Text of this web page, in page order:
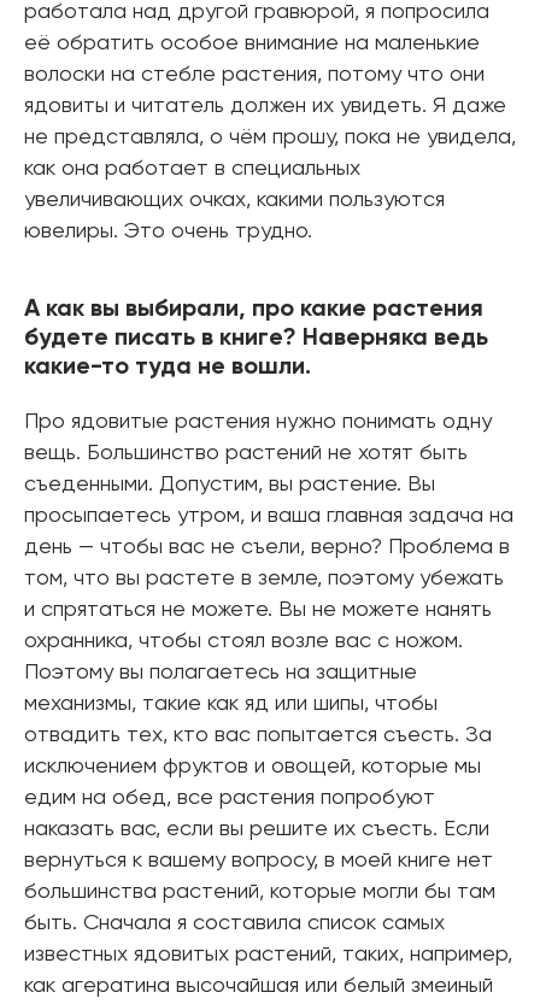
работала над другой гравюрой, я попросила
её обратить особое внимание на маленькие
волоски на стебле растения, потому что они
ядовиты и читатель должен их увидеть. Я даже
не представляла, о чём прошу, пока не увидела,
как она работает в специальных
увеличивающих очках, какими пользуются
ювелиры. Это очень трудно.
А как вы выбирали, про какие растения
будете писать в книге? Наверняка ведь
какие-то туда не вошли.
Про ядовитые растения нужно понимать одну
вещь. Большинство растений не хотят быть
съеденными. Допустим, вы растение. Вы
просыпаетесь утром, и ваша главная задача на
день — чтобы вас не съели, верно? Проблема в
том, что вы растете в земле, поэтому убежать
и спрятаться не можете. Вы не можете нанять
охранника, чтобы стоял возле вас с ножом.
Поэтому вы полагаетесь на защитные
механизмы, такие как яд или шипы, чтобы
отвадить тех, кто вас попытается съесть. За
исключением фруктов и овощей, которые мы
едим на обед, все растения попробуют
наказать вас, если вы решите их съесть. Если
вернуться к вашему вопросу, в моей книге нет
большинства растений, которые могли бы там
быть. Сначала я составила список самых
известных ядовитых растений, таких, например,
как агератина высочайшая или белый змеиный